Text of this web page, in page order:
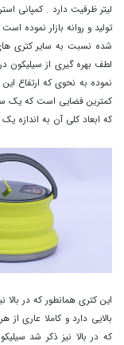
لیتر ظرفیت دارد .
تولید و روانه بازار نموده
کمترین فضایی است که یک
که ابعاد کلی آن به
این کتری همانطور که در
که در بالا نیز ذکر شد